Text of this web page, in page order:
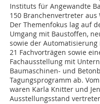
Instituts für Angewandte
150 Branchenvertreter
Der Themenfokus lag auf
Umgang mit Baustoffen,
sowie der Automatisierung
21 Fachvorträgen sowie
Fachausstellung mit
Baumaschinen- und
Tagungsprogramm ab.
waren Karla Knitter und
Ausstellungsstand